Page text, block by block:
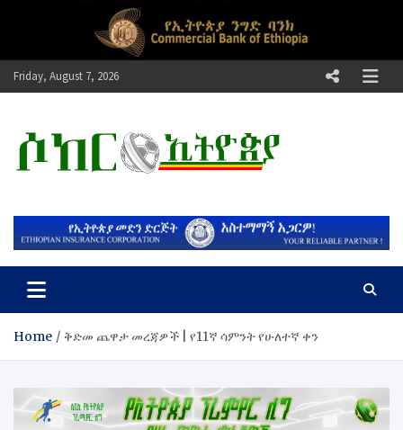
Friday, August 7, 2026
ሶከር ኢትዮጵያ
Home ቅድመ ጨዋታ መረጃዎች | የ11ኛ ሳምንት የሁለተኛ ቀን